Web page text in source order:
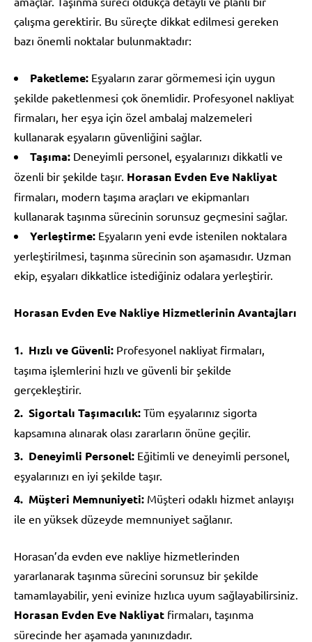
çalışma gerektirir. Bu süreçte dikkat edilmesi gereken
bazı önemli noktalar bulunmaktadır:
Paketleme: Eşyaların zarar görmemesi için uygun
şekilde paketlenmesi çok önemlidir. Profesyonel nakliyat
firmaları, her eşya için özel ambalaj malzemeleri
kullanarak eşyaların güvenliğini sağlar.
Taşıma: Deneyimli personel, eşyalarınızı dikkatli ve
özenli bir şekilde taşır. Horasan Evden Eve Nakliyat
firmaları, modern taşıma araçları ve ekipmanları
kullanarak taşınma sürecinin sorunsuz geçmesini sağlar.
Yerleştirme: Eşyaların yeni evde istenilen noktalara
yerleştirilmesi, taşınma sürecinin son aşamasıdır. Uzman
ekip, eşyaları dikkatlice istediğiniz odalara yerleştirir.
Horasan Evden Eve Nakliye Hizmetlerinin Avantajları
Hızlı ve Güvenli: Profesyonel nakliyat firmaları,
taşıma işlemlerini hızlı ve güvenli bir şekilde
gerçekleştirir.
Sigortalı Taşımacılık: Tüm eşyalarınız sigorta
kapsamına alınarak olası zararların önüne geçilir.
Deneyimli Personel: Eğitimli ve deneyimli personel,
eşyalarınızı en iyi şekilde taşır.
Müşteri Memnuniyeti: Müşteri odaklı hizmet anlayışı
ile en yüksek düzeyde memnuniyet sağlanır.
Horasan’da evden eve nakliye hizmetlerinden
yararlanarak taşınma sürecini sorunsuz bir şekilde
tamamlayabilir, yeni evinize hızlıca uyum sağlayabilirsiniz.
Horasan Evden Eve Nakliyat firmaları, taşınma
sürecinde her aşamada yanınızdadır.